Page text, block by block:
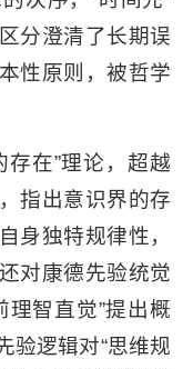
分澄清了长期误
性原则，被哲学
存在”理论，超越
指出意识界的存
身独特规律性，
对康德先验统觉
理智直觉”提出概
验逻辑对“思维规